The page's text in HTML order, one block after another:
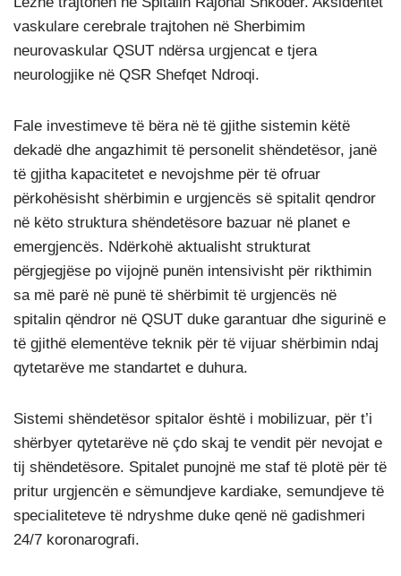
vaskulare cerebrale trajtohen në Sherbimim
neurovaskular QSUT ndërsa urgjencat e tjera
neurologjike në QSR Shefqet Ndroqi.
Fale investimeve të bëra në të gjithe sistemin këtë
dekadë dhe angazhimit të personelit shëndetësor, janë
të gjitha kapacitetet e nevojshme për të ofruar
përkohësisht shërbimin e urgjencës së spitalit qendror
në këto struktura shëndetësore bazuar në planet e
emergjencës. Ndërkohë aktualisht strukturat
përgjegjëse po vijojnë punën intensivisht për rikthimin
sa më parë në punë të shërbimit të urgjencës në
spitalin qëndror në QSUT duke garantuar dhe sigurinë e
të gjithë elementëve teknik për të vijuar shërbimin ndaj
qytetarëve me standartet e duhura.
Sistemi shëndetësor spitalor është i mobilizuar, për t’i
shërbyer qytetarëve në çdo skaj te vendit për nevojat e
tij shëndetësore. Spitalet punojnë me staf të plotë për të
pritur urgjencën e sëmundjeve kardiake, semundjeve të
specialiteteve të ndryshme duke qenë në gadishmeri
24/7 koronarografi.